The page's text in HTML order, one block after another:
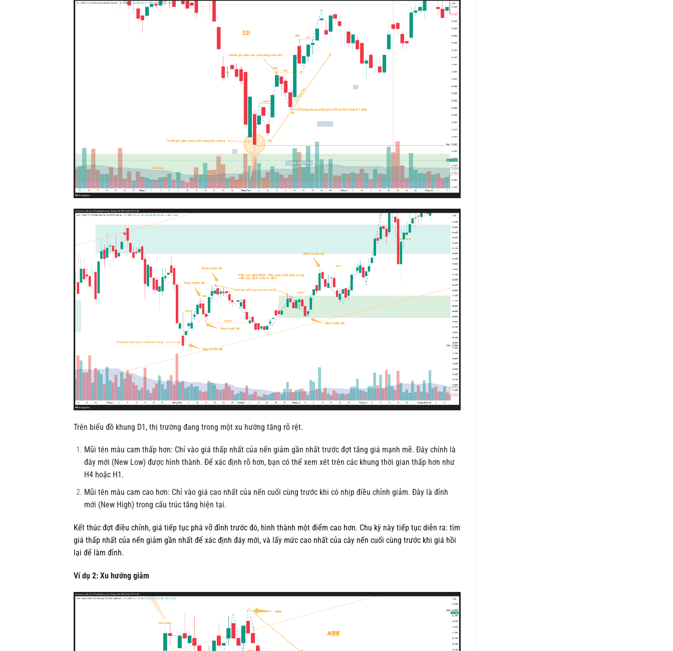
Trên biểu đồ khung D1, thị trường đang trong một xu hướng tăng rõ rệt.
Mũi tên màu cam thấp hơn: Chỉ vào giá thấp nhất của nến giảm gần nhất trước đợt tăng giá mạnh mẽ. Đây chính là
đáy mới (New Low) được hình thành. Để xác định rõ hơn, bạn có thể xem xét trên các khung thời gian thấp hơn như
H4 hoặc H1.
Mũi tên màu cam cao hơn: Chỉ vào giá cao nhất của nến cuối cùng trước khi có nhịp điều chỉnh giảm. Đây là đỉnh
mới (New High) trong cấu trúc tăng hiện tại.
Kết thúc đợt điều chỉnh, giá tiếp tục phá vỡ đỉnh trước đó, hình thành một điểm cao hơn. Chu kỳ này tiếp tục diễn ra: tìm
giá thấp nhất của nến giảm gần nhất để xác định đáy mới, và lấy mức cao nhất của cây nến cuối cùng trước khi giá hồi
lại để làm đỉnh.
Ví dụ 2: Xu hướng giảm